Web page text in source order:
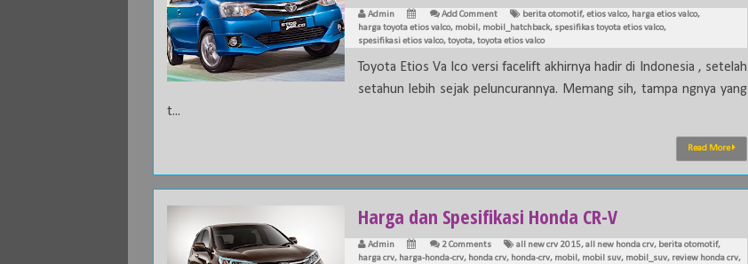
Admin Add Comment berita otomotif,etios valco, harga etios valco,
harga toyota etios valco, mobil , mobil_hatchback, spesifikas toyota etios valco,
spesifikasi etios valco,toyota,toyota etios valco
Toyota Etios Va lco versi facelift akhirnya hadir di Indonesia , setelah
setahun lebih sejak peluncurannya. Memang sih, tampa ngnya yang
t...
Read More
Harga dan Spesifikasi Honda CR-V
Admin 2 Comments all new crv 2015,all new honda crv, berita otomotif,
harga crv, harga-honda-crv, honda crv, honda-crv, mobil , mobil suv, mobil_suv, review honda crv,